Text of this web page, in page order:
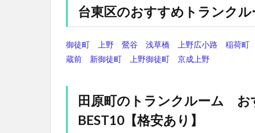
台東区のおすすめトランクル
御徒町 上野 鶯谷 浅草橋 上野広小路 稲荷町
蔵前
新御徒町 上野御徒町 京成上野
田原町のトランクルーム お
BEST10【格安あり】